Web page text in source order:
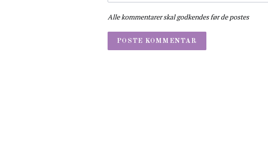
Alle kommentarer skal godkendes før de postes